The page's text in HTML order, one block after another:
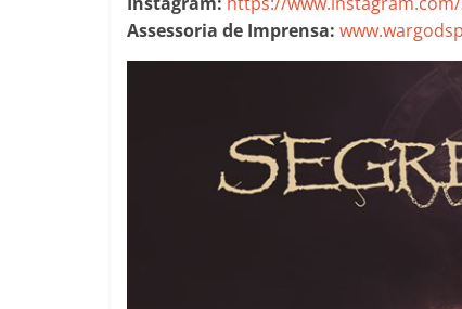
Assessoria de Imprensa: